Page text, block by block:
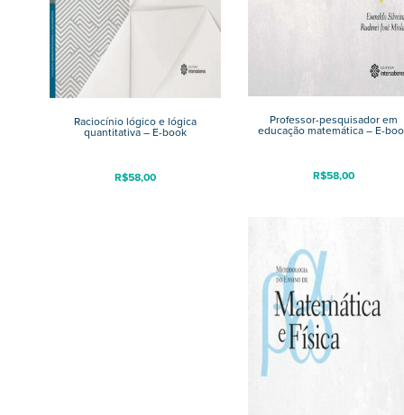
Raciocínio lógico e lógica
quantitativa – E-book
R$58,00
Professor-pesquisador em
educação matemática – E-
R$58,00